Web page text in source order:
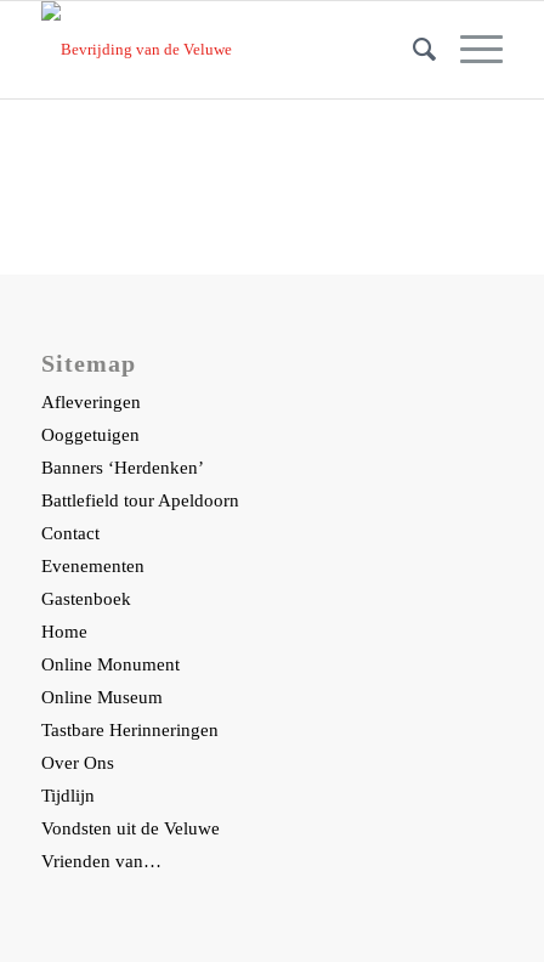
Sitemap
Afleveringen
Ooggetuigen
Banners ‘Herdenken’
Battlefield tour Apeldoorn
Contact
Evenementen
Gastenboek
Home
Online Monument
Online Museum
Tastbare Herinneringen
Over Ons
Tijdlijn
Vondsten uit de Veluwe
Vrienden van…